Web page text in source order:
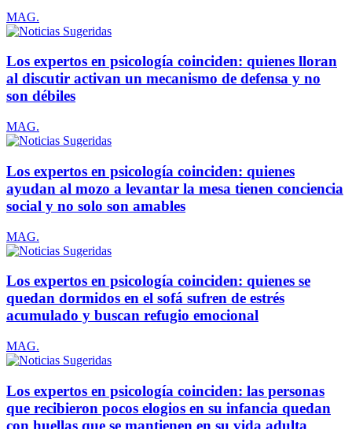
MAG.
Los expertos en psicología coinciden: quienes lloran
al discutir activan un mecanismo de defensa y no
son débiles
MAG.
Los expertos en psicología coinciden: quienes
ayudan al mozo a levantar la mesa tienen conciencia
social y no solo son amables
MAG.
Los expertos en psicología coinciden: quienes se
quedan dormidos en el sofá sufren de estrés
acumulado y buscan refugio emocional
MAG.
Los expertos en psicología coinciden: las personas
que recibieron pocos elogios en su infancia quedan
con huellas que se mantienen en su vida adulta